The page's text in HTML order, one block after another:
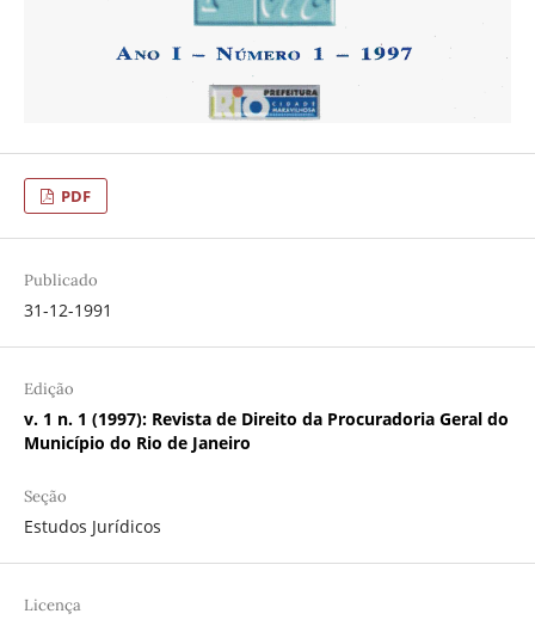
PDF
Publicado
31-12-1991
Edição
v. 1 n. 1 (1997): Revista de Direito da Procuradoria Geral do
Município do Rio de Janeiro
Seção
Estudos Jurídicos
Licença